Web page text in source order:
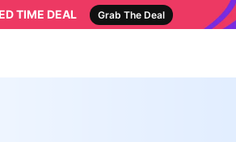
TIME DEAL Grab The Deal